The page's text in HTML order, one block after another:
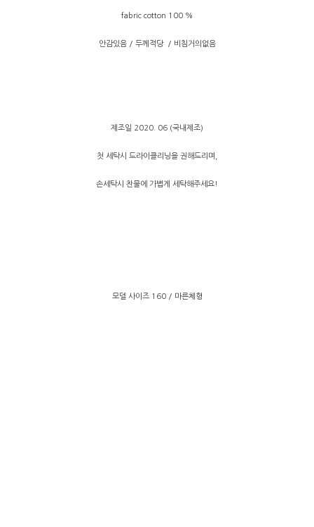
fabric cotton 100 %
안감있음 / 두께적당 / 비침거의없음
제조일 2020. 06 (국내제조)
첫 세탁시 드라이클리닝을 권해드리며,
손세탁시 찬물에 가볍게 세탁해주세요!
모델 사이즈 160 / 마른체형